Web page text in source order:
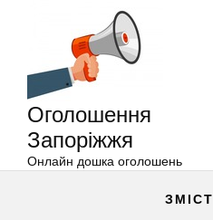
Оголошення
Запоріжжя
Онлайн дошка оголошень
ЗМІСТ